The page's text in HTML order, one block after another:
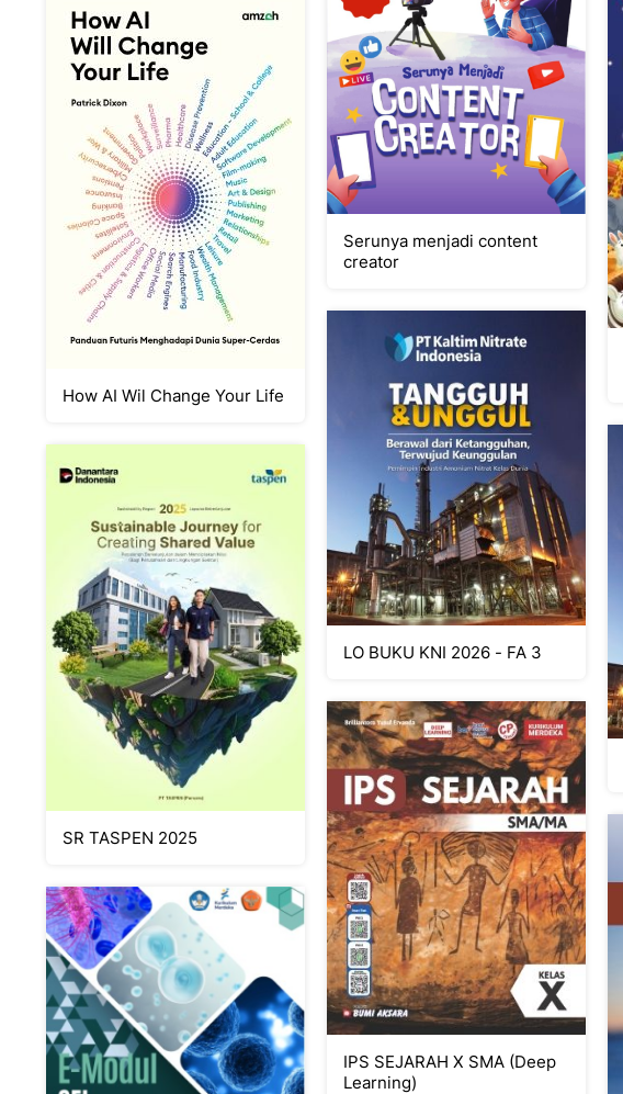
How AI Wil Change Your Life
Serunya menjadi content
creator
SR TASPEN 2025
LO BUKU KNI 2026 - FA 3
IPS SEJARAH X SMA (Deep
Learning)